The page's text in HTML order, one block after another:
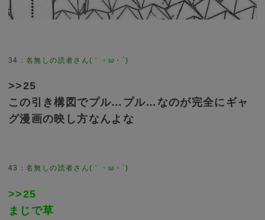
34
>>25
この引き構図でプル…プル…なのが完全にギャ
グ漫画の映し方なんよな
43
>>25
まじで草